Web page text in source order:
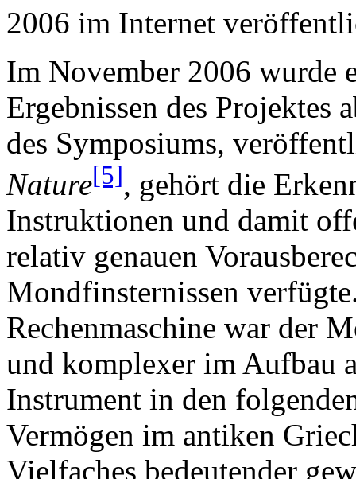
2006 im Internet
Im November 2006 wurde
Ergebnissen des Projektes
des Symposiums,
Nature[5], gehört die
Instruktionen und damit
relativ genauen
Mondfinsternissen
Rechenmaschine war der
und komplexer im Aufbau
Instrument in den
Vermögen im antiken
Vielfaches bedeutender